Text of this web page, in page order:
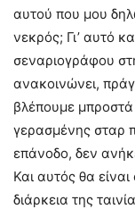
αυτού που μου
νεκρός; Γι’ αυτό
σεναριογράφου
ανακοινώνει,
βλέπουμε μπροστά
γερασμένης σταρ
επάνοδο, δεν
Και αυτός θα
διάρκεια της